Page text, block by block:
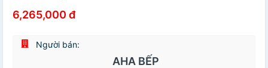
6,265,000 đ
Người bán:
AHA BẾP